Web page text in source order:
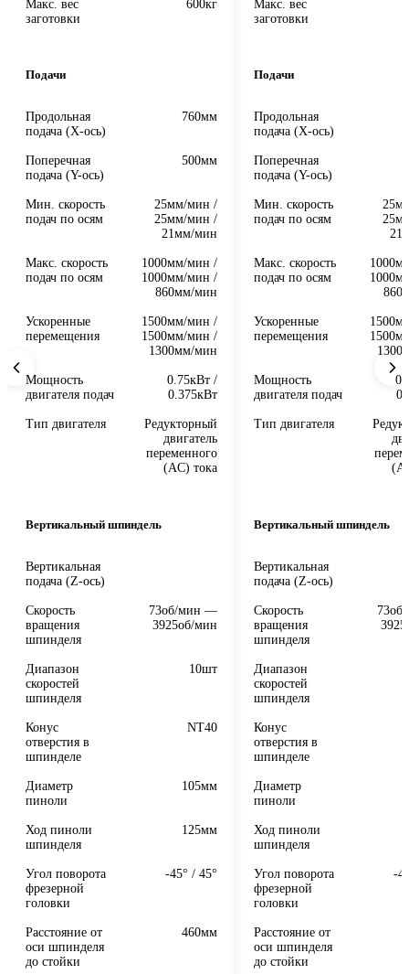
Макс. вес
заготовки
600кг
Подачи
Продольная
подача (X-ось)
760мм
Поперечная
подача (Y-ось)
500мм
Мин. скорость
подач по осям
25мм/мин /
25мм/мин /
21мм/мин
Макс. скорость
подач по осям
1000мм/мин /
1000мм/мин /
860мм/мин
Ускоренные
перемещения
1500мм/мин /
1500мм/мин /
1300мм/мин
Мощность
двигателя подач
0.75кВт /
0.375кВт
Тип двигателя
Редукторный
двигатель
переменного
(AC) тока
Вертикальный шпиндель
Вертикальная
подача (Z-ось)
Скорость
вращения
шпинделя
73об/мин —
3925об/мин
Диапазон
скоростей
шпинделя
10шт
Конус
отверстия в
шпинделе
NT40
Диаметр
пиноли
105мм
Ход пиноли
шпинделя
125мм
Угол поворота
фрезерной
головки
-45° / 45°
Расстояние от
оси шпинделя
до стойки
460мм
Макс. вес
заготовки
Подачи
Продольная
подача (X-ось)
Поперечная
подача (Y-ось)
Мин. скорость
подач по осям
Макс. скорость
подач по осям
Ускоренные
перемещения
Мощность
двигателя подач
Тип двигателя
Вертикальный шпиндель
Вертикальная
подача (Z-ось)
Скорость
вращения
шпинделя
Диапазон
скоростей
шпинделя
Конус
отверстия в
шпинделе
Диаметр
пиноли
Ход пиноли
шпинделя
Угол поворота
фрезерной
головки
-
Расстояние от
оси шпинделя
до стойки